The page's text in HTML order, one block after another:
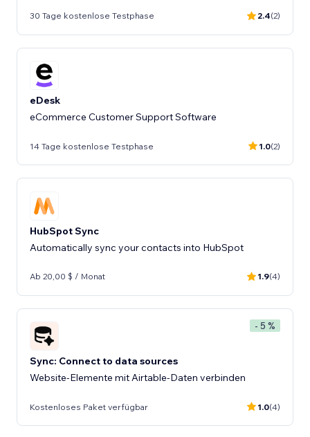
30 Tage kostenlose Testphase 2.4(2)
eDesk
eCommerce Customer Support Software
14 Tage kostenlose Testphase 1.0(2)
HubSpot Sync
Automatically sync your contacts into HubSpot
Ab 20,00 $ / Monat 1.9(4)
- 5 %
Sync: Connect to data sources
Website-Elemente mit Airtable-Daten verbinden
Kostenloses Paket verfügbar 1.0(4)